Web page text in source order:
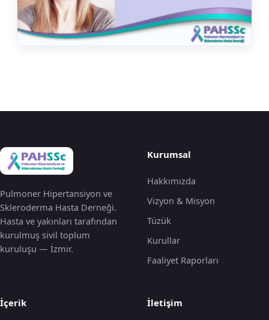
Pulmoner Hipertansiyon ve
Skleroderma Hasta Derneği.
Hasta ve yakınları tarafından
kurulmuş sivil toplum
kuruluşu — İzmir.
Kurumsal
Hakkımızda
Vizyon & Misyon
Tüzük
Kurullar
Faaliyet Raporları
İçerik İletişim